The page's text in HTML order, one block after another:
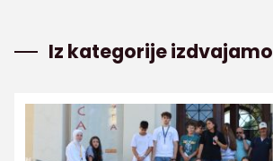
Iz kategorije izdvajamo